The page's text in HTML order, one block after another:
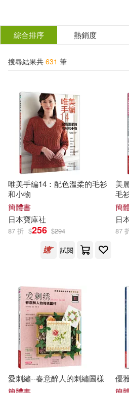
結
分類 (單選)
所有商品(631) 圖書
雜誌(1) 電子書(2)
有聲書(1)
作者 (可複選)
日本寶庫社(221)
日本寶庫社編著(30)
吉松由美(17)
山田社日檢題庫小組(17)
田中陽子(16)
（日）寶庫社(16)
西村惠子(15)
展開
出版社 (可複選)
河南科學技術出版社(275)
化學工業出版社(21)
安徽少年兒童出版社(18)
綜合排序 熱銷度
搜尋結果共 631 筆
唯美手編14：配色溫柔的毛衫
和小物
簡體書
日本寶庫社
87 折 $256 $294
試閱
美
毛
簡
日
87
愛刺繡--春意醉人的刺繡圖樣
優